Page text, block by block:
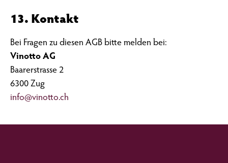
13. Kontakt
Bei Fragen zu diesen AGB bitte melden bei:
Vinotto AG
Baarerstrasse 2
6300 Zug
info@vinotto.ch